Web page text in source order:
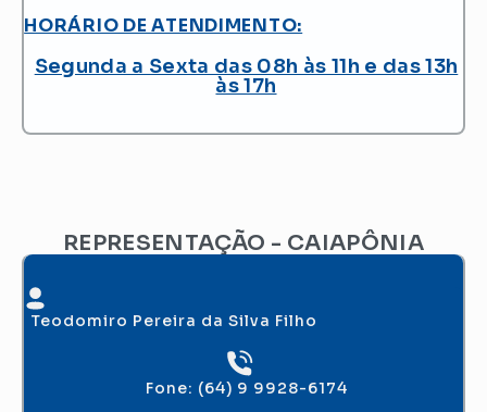
HORÁRIO DE ATENDIMENTO:
Segunda a Sexta das 08h às 11h e das 13h
às 17h
REPRESENTAÇÃO - CAIAPÔNIA
Teodomiro Pereira da Silva Filho
Fone: (64) 9 9928-6174